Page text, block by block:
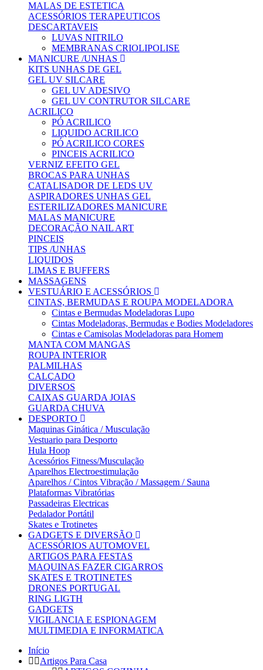
MALAS DE ESTETICA
ACESSÓRIOS TERAPEUTICOS
DESCARTAVEIS
LUVAS NITRILO
MEMBRANAS CRIOLIPOLISE
MANICURE /UNHAS
KITS UNHAS DE GEL
GEL UV SILCARE
GEL UV ADESIVO
GEL UV CONTRUTOR SILCARE
ACRILICO
PÓ ACRILICO
LIQUIDO ACRILICO
PÓ ACRILICO CORES
PINCEIS ACRILICO
VERNIZ EFEITO GEL
BROCAS PARA UNHAS
CATALISADOR DE LEDS UV
ASPIRADORES UNHAS GEL
ESTERILIZADORES MANICURE
MALAS MANICURE
DECORAÇÃO NAIL ART
PINCEIS
TIPS /UNHAS
LIQUIDOS
LIMAS E BUFFERS
MASSAGENS
VESTUÁRIO E ACESSÓRIOS
CINTAS, BERMUDAS E ROUPA MODELADORA
Cintas e Bermudas Modeladoras Lupo
Cintas Modeladoras, Bermudas e Bodies Modeladores
Cintas e Camisolas Modeladoras para Homem
MANTA COM MANGAS
ROUPA INTERIOR
PALMILHAS
CALÇADO
DIVERSOS
CAIXAS GUARDA JOIAS
GUARDA CHUVA
DESPORTO
Maquinas Ginática / Musculação
Vestuario para Desporto
Hula Hoop
Acessórios Fitness/Musculação
Aparelhos Electroestimulação
Aparelhos / Cintos Vibração / Massagem / Sauna
Plataformas Vibratórias
Passadeiras Electricas
Pedalador Portátil
Skates e Trotinetes
GADGETS E DIVERSÃO
ACESSÓRIOS AUTOMOVEL
ARTIGOS PARA FESTAS
MAQUINAS FAZER CIGARROS
SKATES E TROTINETES
DRONES PORTUGAL
RING LIGTH
GADGETS
VIGILANCIA E ESPIONAGEM
MULTIMEDIA E INFORMATICA
Início
Artigos Para Casa